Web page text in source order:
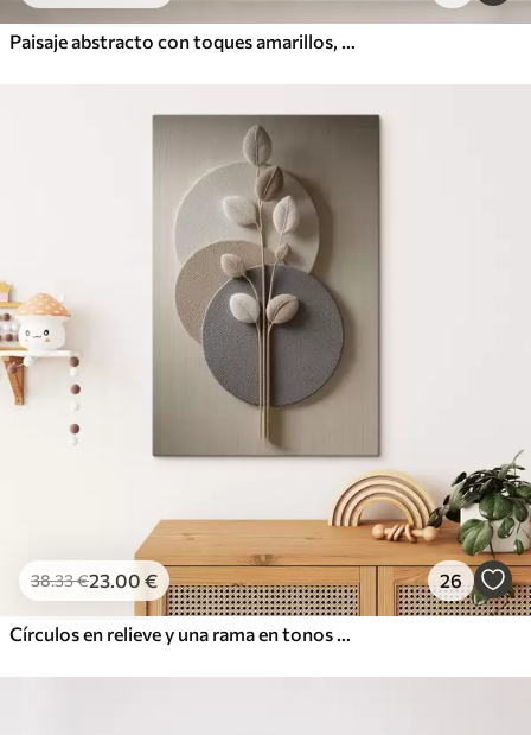
Paisaje abstracto con toques amarillos, una composición minimalista de tierra, agua y cielo, con colores apagados
38.33€23.00 € 26
Círculos en relieve y una rama en tonos neutros cálidos